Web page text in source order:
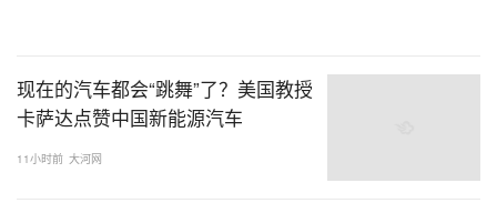
现在的汽车都会“跳舞”了？美国教授
卡萨达点赞中国新能源汽车
11小时前 大河网